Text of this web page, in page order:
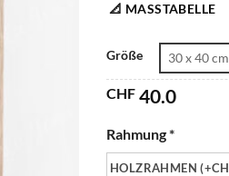
📐 MASSTABELLE
Größe 30 x 40 cm
CHF 40.0
Rahmung *
HOLZRAHMEN